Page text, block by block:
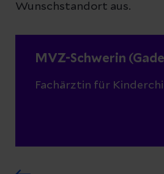
Wunschstandort aus.
MVZ-Schwerin
Fachärztin für